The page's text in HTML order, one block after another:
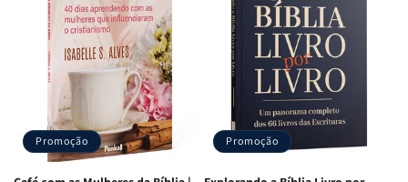
da
Mulher
NVA
Capa
Dura
|
Preta
da
Mulher
|
NVA
|
Capa
Dura
|
da
Mulher
NVA
Capa
Dura
|
Mulher
|
NVA
|
Capa
Dura
|
Promoção Promoção